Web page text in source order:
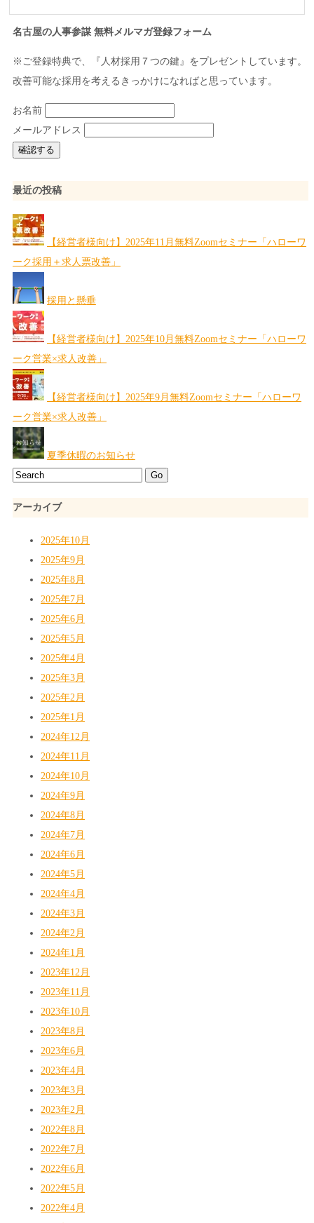
名古屋の人事参謀 無料メルマガ登録フォーム
※ご登録特典で、『人材採用７つの鍵』をプレゼントしています。
改善可能な採用を考えるきっかけになればと思っています。
お名前
メールアドレス
最近の投稿
【経営者様向け】2025年11月無料Zoomセミナー「ハローワ
ーク採用＋求人票改善」
採用と懸垂
【経営者様向け】2025年10月無料Zoomセミナー「ハローワ
ーク営業×求人改善」
【経営者様向け】2025年9月無料Zoomセミナー「ハローワ
ーク営業×求人改善」
夏季休暇のお知らせ
アーカイブ
2025年10月
2025年9月
2025年8月
2025年7月
2025年6月
2025年5月
2025年4月
2025年3月
2025年2月
2025年1月
2024年12月
2024年11月
2024年10月
2024年9月
2024年8月
2024年7月
2024年6月
2024年5月
2024年4月
2024年3月
2024年2月
2024年1月
2023年12月
2023年11月
2023年10月
2023年8月
2023年6月
2023年4月
2023年3月
2023年2月
2022年8月
2022年7月
2022年6月
2022年5月
2022年4月